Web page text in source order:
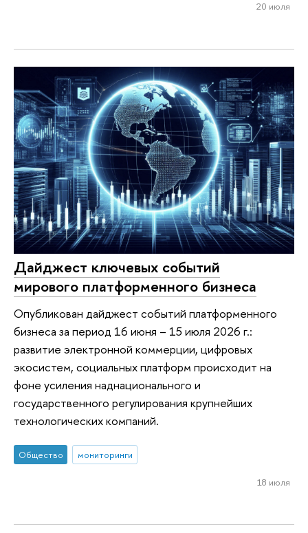
20 июля
Дайджест ключевых событий
мирового платформенного бизнеса
Опубликован дайджест событий платформенного
бизнеса за период 16 июня – 15 июля 2026 г.:
развитие электронной коммерции, цифровых
экосистем, социальных платформ происходит на
фоне усиления наднационального и
государственного регулирования крупнейших
технологических компаний.
Общество мониторинги
18 июля